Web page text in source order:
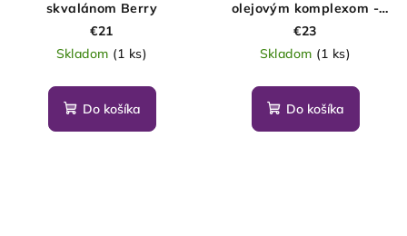
skvalánom Berry
€21
Skladom (1 ks)
Do košíka
olejovým komplexom -
Kristína
€23
Skladom (1 ks)
Do košíka